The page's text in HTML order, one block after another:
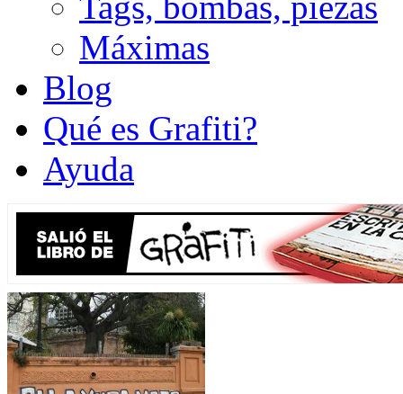
Máximas
Blog
Qué es Grafiti?
Ayuda